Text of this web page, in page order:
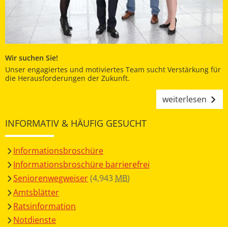
Wir suchen Sie!
Unser engagiertes und motiviertes Team sucht Verstärkung für
die Herausforderungen der Zukunft.
weiterlesen
INFORMATIV & HÄUFIG GESUCHT
Informationsbroschüre
Informationsbroschüre barrierefrei
Seniorenwegweiser(4,943MB)
Amtsblätter
Ratsinformation
Notdienste